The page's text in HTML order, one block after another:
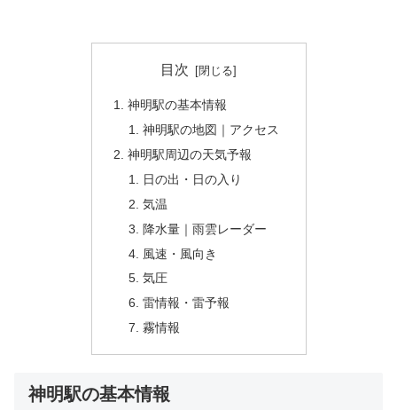
目次
神明駅の基本情報
神明駅の地図｜アクセス
神明駅周辺の天気予報
日の出・日の入り
気温
降水量｜雨雲レーダー
風速・風向き
気圧
雷情報・雷予報
霧情報
神明駅の基本情報